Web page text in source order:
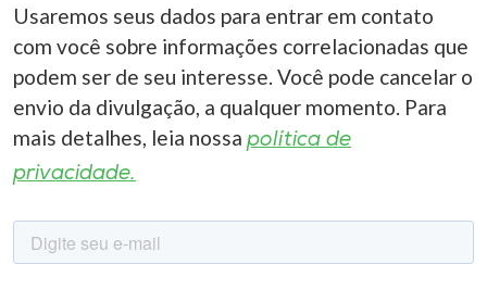
Usaremos seus dados para entrar em contato
com você sobre informações correlacionadas que
podem ser de seu interesse. Você pode cancelar o
envio da divulgação, a qualquer momento. Para
mais detalhes, leia nossa política de
privacidade.